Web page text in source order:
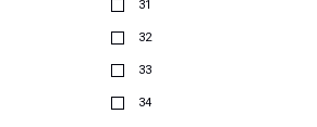
31
32
33
34